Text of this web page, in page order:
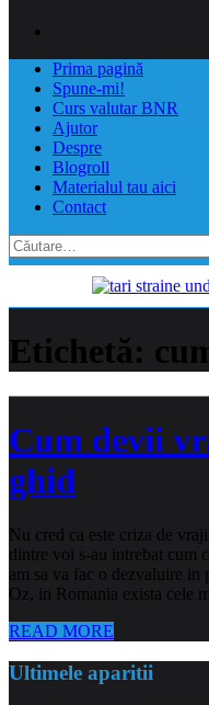
Prima pagină
Spune-mi!
Curs valutar BNR
Ajutor
Despre
Blogroll
Materialul tau aici
Contact
Caută
după:
Etichetă:
Cum devii
ghid
Nu cred ca este criza de
dintre voi s-au intrebat cum
am sa va fac o dezvaluire
Oz, in Romania exista cele
READ MORE
Ultimele aparitii